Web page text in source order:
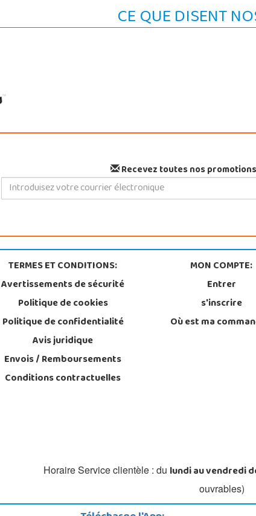
CE QUE DISENT
Recevez toutes nos
TERMES ET CONDITIONS:
Avertissements de sécurité
Politique de cookies
Politique de confidentialité
Avis juridique
Envois / Remboursements
Conditions contractuelles
MON COMPTE:
Entrer
s'inscrire
Où est ma
Horaire Service clientèle : du lundi au vendredi
ouvrables)